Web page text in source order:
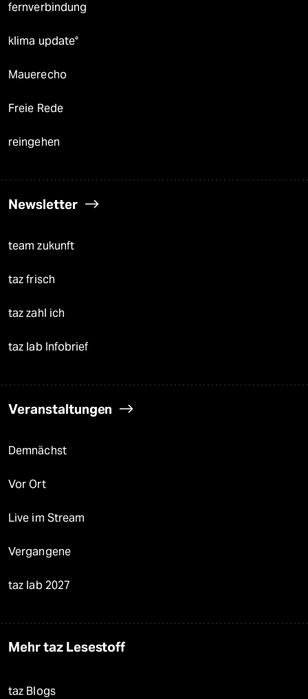
fernverbindung
klima update°
Mauerecho
Freie Rede
reingehen
Newsletter
team zukunft
taz frisch
taz zahl ich
taz lab Infobrief
Veranstaltungen
Demnächst
Vor Ort
Live im Stream
Vergangene
taz lab 2027
Mehr taz Lesestoff
taz Blogs